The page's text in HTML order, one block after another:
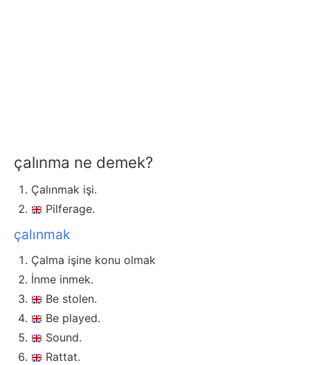
çalınma ne demek?
Çalınmak işi.
Pilferage.
çalınmak
Çalma işine konu olmak
İnme inmek.
Be stolen.
Be played.
Sound.
Rattat.